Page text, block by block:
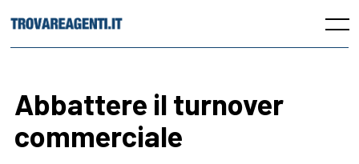
to
Menu
Abbattere il turnover
commerciale